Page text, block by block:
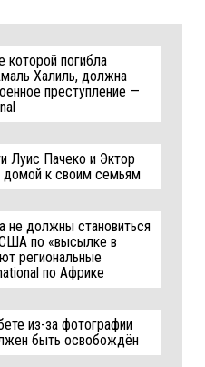
которой погибла
Халиль, должна
преступление —
Луис Пачеко и Эктор
домой к своим семьям
не должны становиться
США по «высылке в
региональные
по Африке
из-за фотографии
быть освобождён